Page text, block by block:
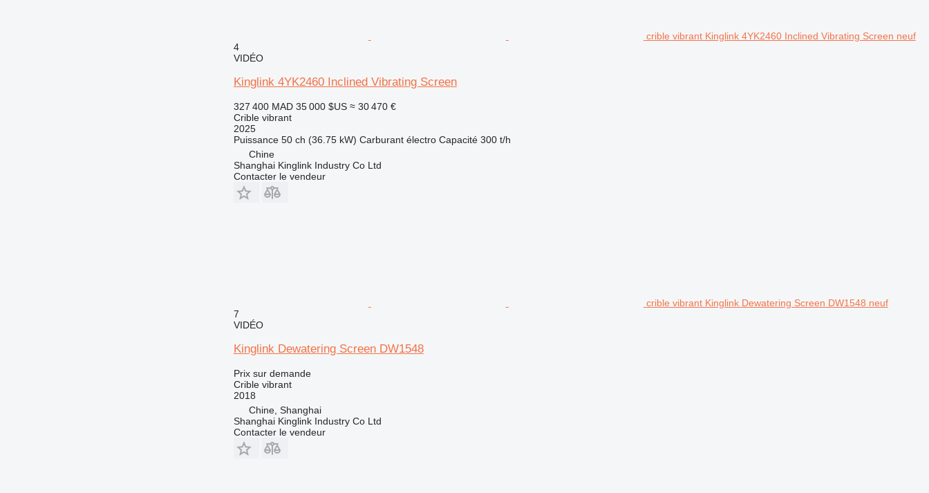
crible vibrant Kinglink 4YK2460 Inclined Vibrating Screen neuf
4
VIDÉO
Kinglink 4YK2460 Inclined Vibrating Screen
327 400 MAD 35 000 $US ≈ 30 470 €
Crible vibrant
2025
Puissance 50 ch (36.75 kW) Carburant électro Capacité 300 t/h
Chine
Shanghai Kinglink Industry Co Ltd
Contacter le vendeur
crible vibrant Kinglink Dewatering Screen DW1548 neuf
7
VIDÉO
Kinglink Dewatering Screen DW1548
Prix sur demande
Crible vibrant
2018
Chine, Shanghai
Shanghai Kinglink Industry Co Ltd
Contacter le vendeur